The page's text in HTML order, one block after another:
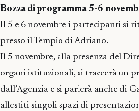
Bozza di programma 5-6
Il 5 e 6 novembre i partecipanti si
presso il Tempio di Adriano.
Il 5 novembre, alla presenza del
organi istituzionali, si traccerà un
dall’Agenzia e si parlerà anche di
allestiti singoli spazi di